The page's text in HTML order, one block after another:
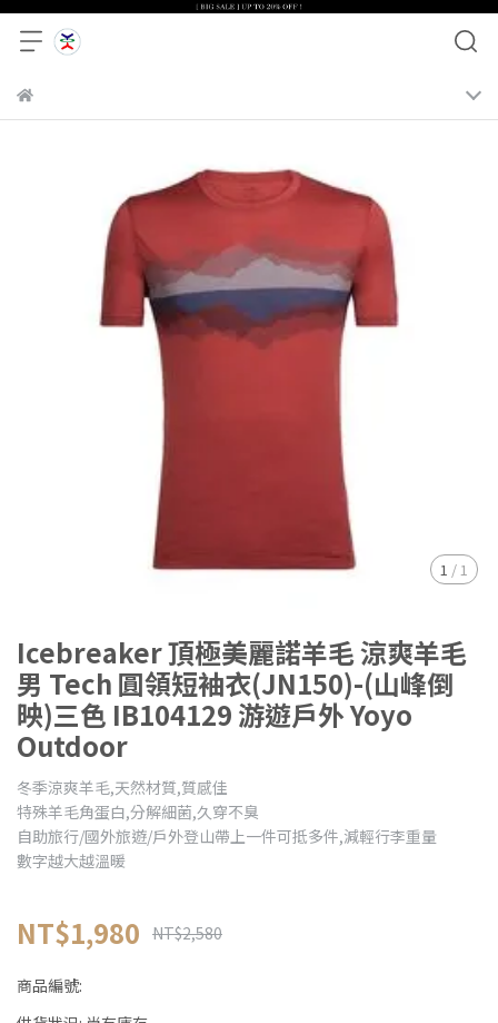
1 /1
Icebreaker 頂極美麗諾羊毛 涼爽羊毛
男 Tech 圓領短袖衣(JN150)-(山峰倒
映)三色 IB104129 游遊戶外 Yoyo
Outdoor
冬季涼爽羊毛,天然材質,質感佳
特殊羊毛角蛋白,分解細菌,久穿不臭
自助旅行/國外旅遊/戶外登山帶上一件可抵多件,減輕行李重量
數字越大越溫暖
NT$1,980 NT$2,580
商品編號: